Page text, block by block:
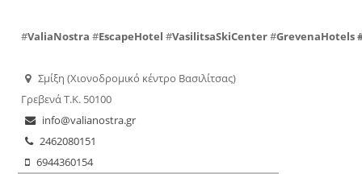
#ValiaNostra#EscapeHotel #VasilitsaSkiCenter#GrevenaHotels
Σμίξη (Χιονοδρομικό κέντρο Βασιλίτσας)
Γρεβενά Τ.Κ. 50100
info@valianostra.gr
2462080151
6944360154